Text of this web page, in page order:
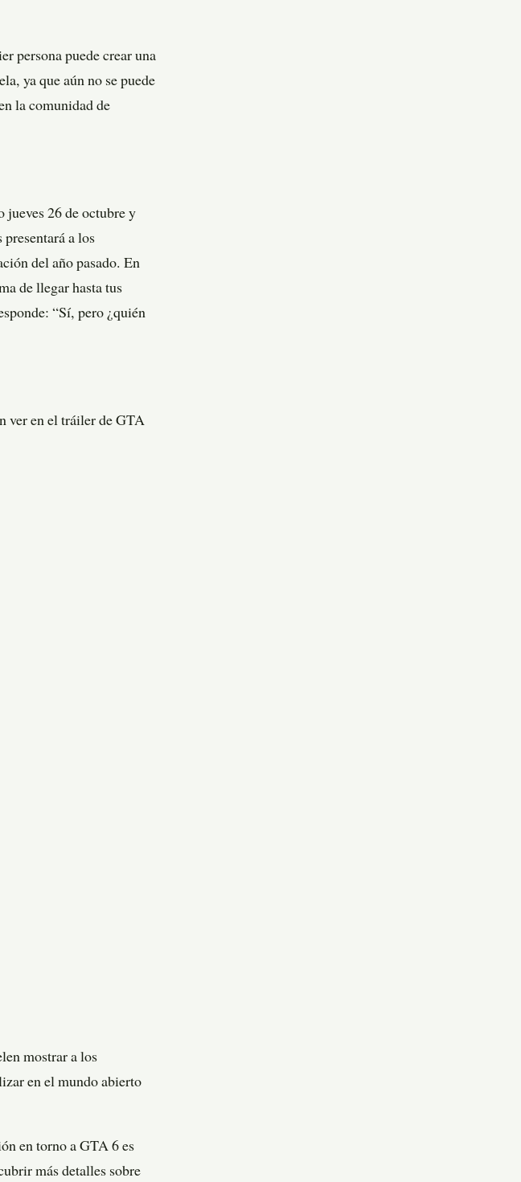
persona puede crear una
ya que aún no se puede
la comunidad de
26 de octubre y
a los
del año pasado. En
de llegar hasta tus
“Sí, pero ¿quién
ver en el tráiler de GTA
mostrar a los
en el mundo abierto
en torno a GTA 6 es
más detalles sobre